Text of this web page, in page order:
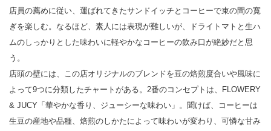
店員の薦めに従い、運ばれてきたサンドイッチとコーヒーで束の間の寛
ぎを楽しむ。なるほど、素人には表現が難しいが、ドライトマトと生ハ
ムのしっかりとした味わいに軽やかなコーヒーの飲み口が絶妙だと思
う。
店頭の壁には、この店オリジナルのブレンドを豆の焙煎度合いや風味に
よって9つに分類したチャートがある。2番のコンセプトは、FLOWERY
& JUCY「華やかな香り、ジューシーな味わい」。聞けば、コーヒーは
生豆の産地や品種、焙煎のしかたによって味わいが変わり、可憐な甘み